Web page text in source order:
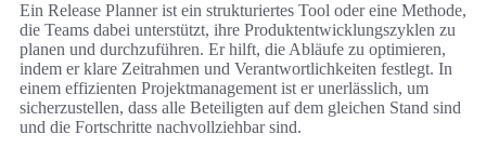
Ein Release Planner ist ein strukturiertes Tool oder eine Methode,
die Teams dabei unterstützt, ihre Produktentwicklungszyklen zu
planen und durchzuführen. Er hilft, die Abläufe zu optimieren,
indem er klare Zeitrahmen und Verantwortlichkeiten festlegt. In
einem effizienten Projektmanagement ist er unerlässlich, um
sicherzustellen, dass alle Beteiligten auf dem gleichen Stand sind
und die Fortschritte nachvollziehbar sind.